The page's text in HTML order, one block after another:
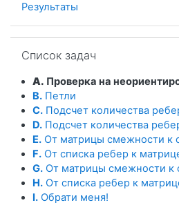
Результаты
Список задач
A. Проверка на
B. Петли
C. Подсчет количества
D. Подсчет количества
E. От матрицы смежности к
F. От списка ребер к
G. От матрицы смежности к
H. От списка ребер к
I. Обрати меня!